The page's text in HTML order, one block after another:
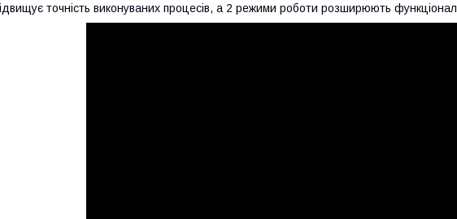
точність виконуваних процесів, а 2 режими роботи розширюють функціонал